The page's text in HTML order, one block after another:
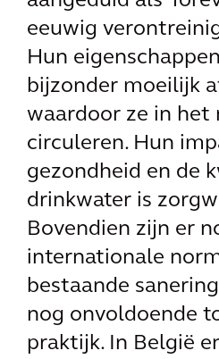
eeuwig
Hun
bijzonder moeilijk
waardoor ze in het
circuleren. Hun
gezondheid en de
drinkwater is
Bovendien zijn er
internationale
bestaande
nog onvoldoende
praktijk. In België